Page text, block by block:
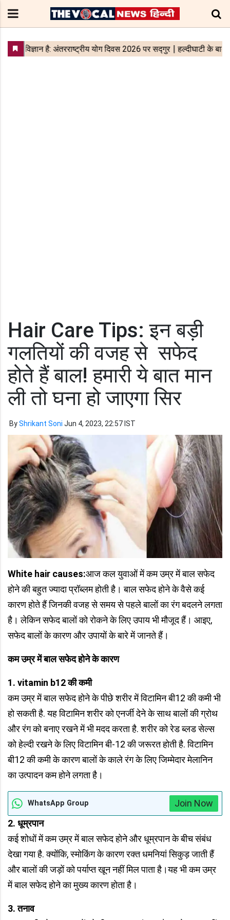
Hair Care Tips: इन बड़ी
गलतियों की वजह से सफेद
होते हैं बाल! हमारी ये बात मान
ली तो घना हो जाएगा सिर
ByShrikant Soni Jun 4, 2023, 22:57 IST
White hair causes:आज कल युवाओं में कम उम्र में बाल सफेद
होने की बहुत ज्यादा प्रॉब्लम होती है। बाल सफेद होने के वैसे कई
कारण होते हैं जिनकी वजह से समय से पहले बालों का रंग बदलने लगता
है। लेकिन सफेद बालों को रोकने के लिए उपाय भी मौजूद हैं। आइए,
सफेद बालों के कारण और उपायों के बारे में जानते हैं।
कम उम्र में बाल सफेद होने के कारण
1. vitamin b12की कमी
कम उम्र में बाल सफेद होने के पीछे शरीर में विटामिन बी12 की कमी भी
हो सकती है. यह विटामिन शरीर को एनर्जी देने के साथ बालों की ग्रोथ
और रंग को बनाए रखने में भी मदद करता है. शरीर को रेड ब्लड सेल्स
को हेल्दी रखने के लिए विटामिन बी-12 की जरूरत होती है. विटामिन
बी12 की कमी के कारण बालों के काले रंग के लिए जिम्मेदार मेलानिन
का उत्पादन कम होने लगता है।
WhatsApp Group
Join Now
2. धूम्रपान
कई शोधों में कम उम्र में बाल सफेद होने और धूम्रपान के बीच संबंध
देखा गया है. क्योंकि, स्मोकिंग के कारण रक्त धमनियां सिकुड़ जाती हैं
और बालों की जड़ों को पर्याप्त खून नहीं मिल पाता है।यह भी कम उम्र
में बाल सफेद होने का मुख्य कारण होता है।
3.तनाव